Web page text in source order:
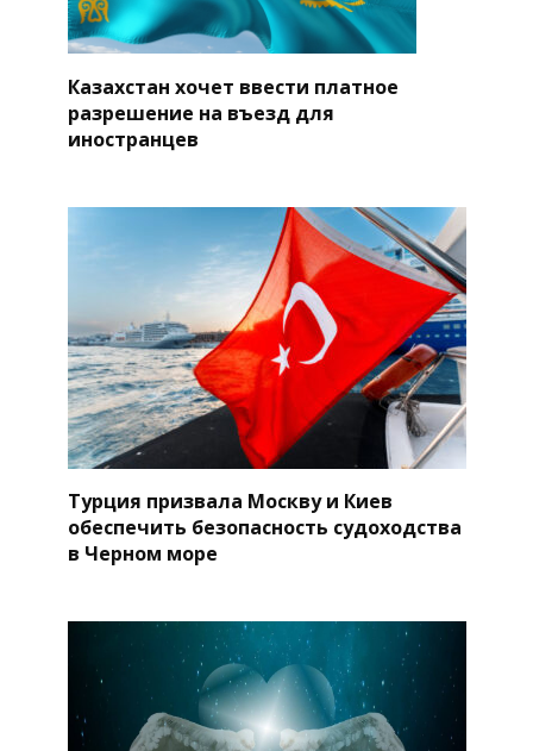
Казахстан хочет ввести платное
разрешение на въезд для
иностранцев
Турция призвала Москву и Киев
обеспечить безопасность судоходства
в Черном море